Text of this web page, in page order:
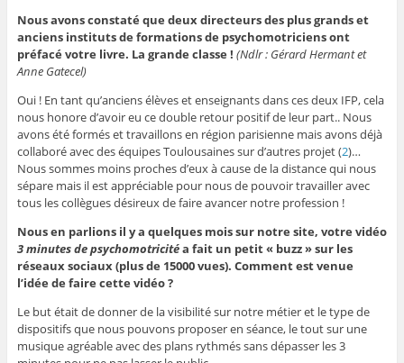
Nous avons constaté que deux directeurs des plus grands et
anciens instituts de formations de psychomotriciens ont
préfacé votre livre. La grande classe ! (Ndlr : Gérard Hermant et
Anne Gatecel)
Oui ! En tant qu’anciens élèves et enseignants dans ces deux IFP, cela
nous honore d’avoir eu ce double retour positif de leur part.. Nous
avons été formés et travaillons en région parisienne mais avons déjà
collaboré avec des équipes Toulousaines sur d’autres projet (2)…
Nous sommes moins proches d’eux à cause de la distance qui nous
sépare mais il est appréciable pour nous de pouvoir travailler avec
tous les collègues désireux de faire avancer notre profession !
Nous en parlions il y a quelques mois sur notre site, votre vidéo
3 minutes de psychomotricitéa fait un petit « buzz » sur les
réseaux sociaux(plus de 15000 vues). Comment est venue
l’idée de faire cette vidéo ?
Le but était de donner de la visibilité sur notre métier et le type de
dispositifs que nous pouvons proposer en séance, le tout sur une
musique agréable avec des plans rythmés sans dépasser les 3